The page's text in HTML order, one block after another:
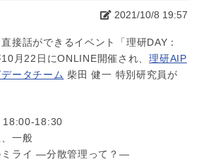
2021/10/8 19:57
接話ができるイベント「理研DAY：
月22日にONLINE開催され、理研AIP
ータチーム 柴田 健一 特別研究員が
18:00-18:30
一般
ミライ ―分散管理って？―